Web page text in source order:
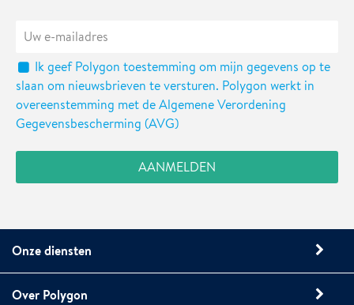
Ik geef Polygon toestemming om mijn gegevens op te
slaan om nieuwsbrieven te versturen. Polygon werkt in
overeenstemming met de Algemene Verordening
Gegevensbescherming (AVG)
Onze diensten
Over Polygon